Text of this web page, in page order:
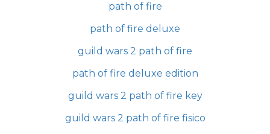
path of fire
path of fire deluxe
guild wars 2 path of fire
path of fire deluxe edition
guild wars 2 path of fire key
guild wars 2 path of fire fisico